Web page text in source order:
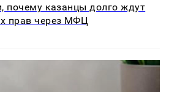
почему казанцы долго ждут
прав через МФЦ